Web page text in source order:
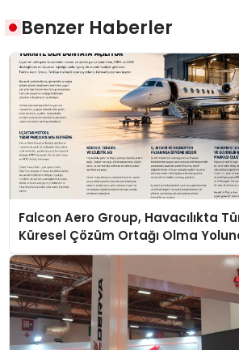
Benzer Haberler
Falcon Aero Group, Havacılıkta
Küresel Çözüm Ortağı Olma